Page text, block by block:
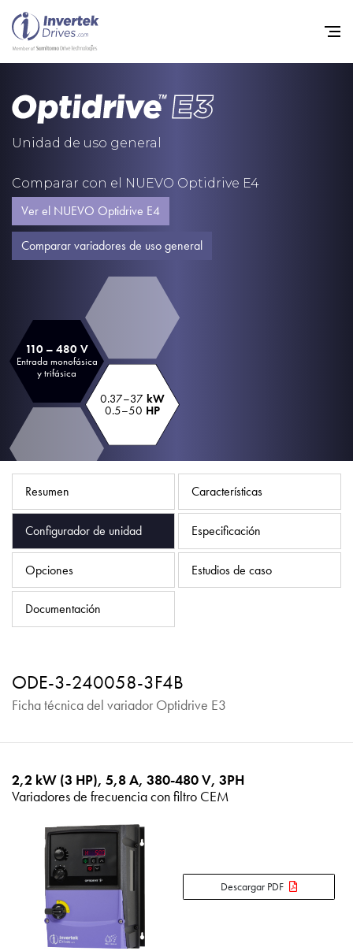
Unidad de uso general
Comparar con el NUEVO Optidrive E4
Ver el NUEVO Optidrive E4
Comparar variadores de uso general
110 – 480 V
Entrada monofásica
y trifásica
0.37–37 kW
0.5–50 HP
Resumen Características
Configurador de unidad Especificación
Opciones Estudios de caso
Documentación
ODE-3-240058-3F4B
Ficha técnica del variador Optidrive E3
2,2 kW (3 HP), 5,8 A, 380-480 V, 3PH
Variadores de frecuencia con filtro CEM
Descargar PDF